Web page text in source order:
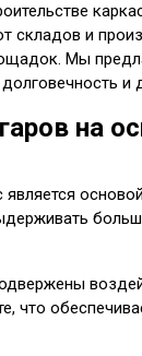
складов и
Мы
и
на
является
что